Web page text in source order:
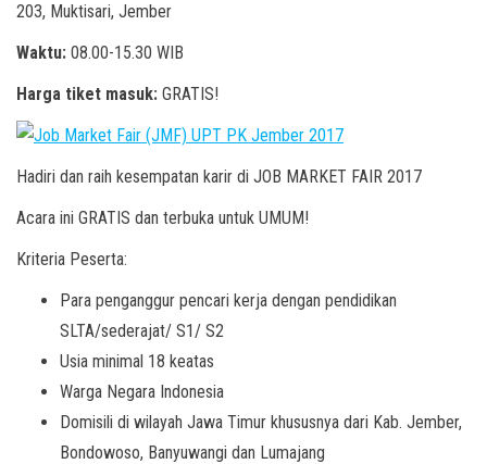
203, Muktisari, Jember
Waktu: 08.00-15.30 WIB
Harga tiket masuk: GRATIS!
Hadiri dan raih kesempatan karir di JOB MARKET FAIR 2017
Acara ini GRATIS dan terbuka untuk UMUM!
Kriteria Peserta:
Para penganggur pencari kerja dengan pendidikan
SLTA/sederajat/ S1/ S2
Usia minimal 18 keatas
Warga Negara Indonesia
Domisili di wilayah Jawa Timur khususnya dari Kab. Jember,
Bondowoso, Banyuwangi dan Lumajang